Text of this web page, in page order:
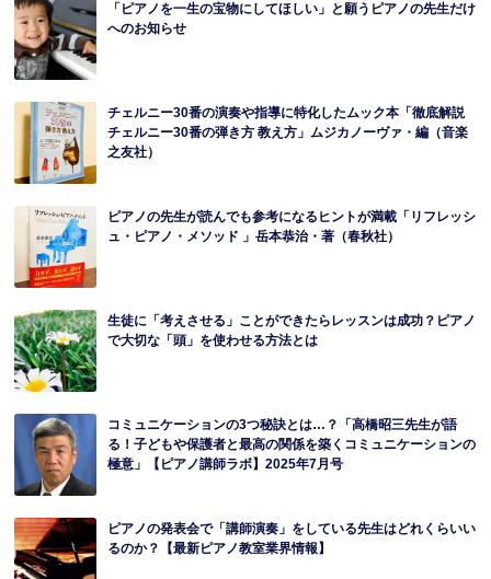
「ピアノを一生の宝物にしてほしい」と願うピアノの先生だけ
へのお知らせ
チェルニー30番の演奏や指導に特化したムック本「徹底解説
チェルニー30番の弾き方 教え方」ムジカノーヴァ・編（音楽
之友社）
ピアノの先生が読んでも参考になるヒントが満載「リフレッシ
ュ・ピアノ・メソッド 」岳本恭治・著（春秋社）
生徒に「考えさせる」ことができたらレッスンは成功？ピアノ
で大切な「頭」を使わせる方法とは
コミュニケーションの3つ秘訣とは…？「高橋昭三先生が語
る！子どもや保護者と最高の関係を築くコミュニケーションの
極意」【ピアノ講師ラボ】2025年7月号
ピアノの発表会で「講師演奏」をしている先生はどれくらいい
るのか？【最新ピアノ教室業界情報】